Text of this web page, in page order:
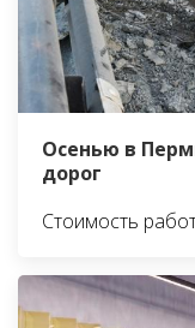
Осенью в
дорог
Стоимость